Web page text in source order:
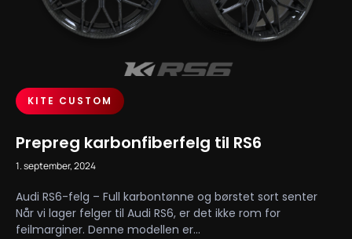
KITE CUSTOM
Prepreg karbonfiberfelg til RS6
1. september, 2024
Audi RS6-felg – Full karbontønne og børstet sort senter
Når vi lager felger til Audi RS6, er det ikke rom for
feilmarginer. Denne modellen er...